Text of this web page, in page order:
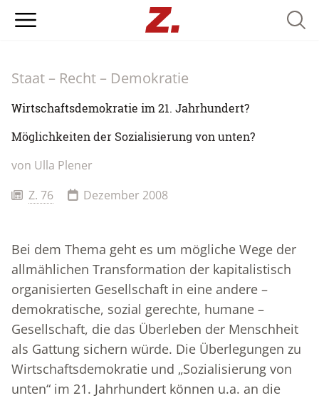
Staat – Recht – Demokratie
Wirtschaftsdemokratie im 21. Jahrhundert?
Möglichkeiten der Sozialisierung von unten?
von Ulla Plener
Z. 76
Dezember 2008
Bei dem Thema geht es um mögliche Wege der
allmählichen Transformation der kapitalistisch
organisierten Gesellschaft in eine andere –
demokratische, sozial gerechte, humane –
Gesellschaft, die das Überleben der Menschheit
als Gattung sichern würde. Die Überlegungen zu
Wirtschaftsdemokratie und „Sozialisierung von
unten“ im 21. Jahrhundert können u.a. an die